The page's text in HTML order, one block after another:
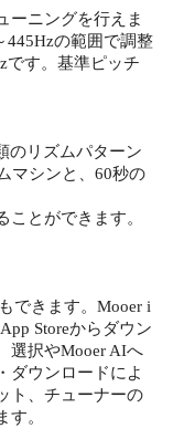
ーニングを行えま
445Hzの範囲で調整
です。基準ピッチ
のリズムパターン
マシンと、60秒の
とができます。
できます。Mooer i
Storeからダウン
選択やMooer AIへ
ダウンロードによ
ト、チューナーの
。